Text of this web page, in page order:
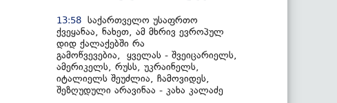
13:58 საქართველო უსაფრთო
ქვეყანაა, ნახეთ, ამ მხრივ ევროპულ
დიდ ქალაქებში რა
გამოწვევებია, ყველას - შვეიცარიელს,
ამერიკელს, რუსს, უკრაინელს,
იტალიელს შეუძლია, ჩამოვიდეს,
შეზღუდული არავინაა - კახა კალაძე